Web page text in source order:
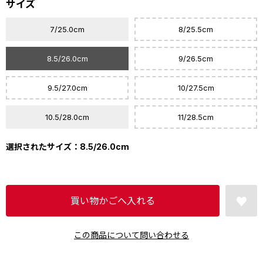
サイズ
7/25.0cm 8/25.5cm
8.5/26.0cm 9/26.5cm
9.5/27.0cm 10/27.5cm
10.5/28.0cm 11/28.5cm
選択されたサイズ：8.5/26.0cm
この商品について問い合わせる